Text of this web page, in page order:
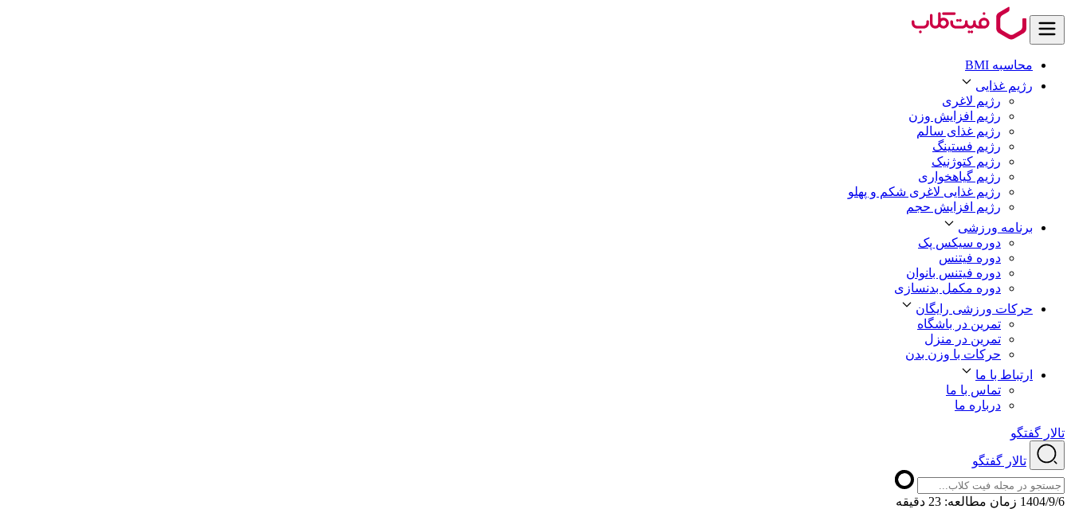
محاسبه BMI
رژیم غذایی
رژیم لاغری
رژیم افزایش وزن
رژیم غذای سالم
رژیم فستینگ
رژیم کتوژنیک
رژیم گیاهخواری
رژیم غذایی لاغری شکم و پهلو
رژیم افزایش حجم
برنامه ورزشی
دوره سیکس پک
دوره فیتنس
دوره فیتنس بانوان
دوره مکمل بدنسازی
حرکات ورزشی رایگان
تمرین در باشگاه
تمرین در منزل
حرکات با وزن بدن
ارتباط با ما
تماس با ما
درباره ما
تالار گفتگو
تالار گفتگو
1404/9/6 ﺯﻣﺎﻥ ﻣﻄﺎﻟﻌﻪ: 23 دقیقه